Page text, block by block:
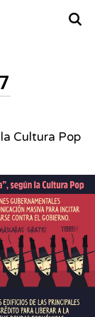
Cultura Pop